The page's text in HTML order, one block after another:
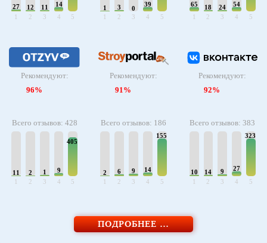
27
1
12
2
11
3
14
4
5
Рекомендуют:
96%
Всего отзывов: 428
11
1
2
2
1
3
9
4
405
5
1
1
3
2
0
3
39
4
5
Рекомендуют:
91%
Всего отзывов: 186
2
1
6
2
9
3
14
4
155
5
65
1
18
2
24
3
54
4
5
Рекомендуют:
92%
Всего отзывов: 383
10
1
14
2
9
3
27
4
323
5
ПОДРОБНЕЕ …